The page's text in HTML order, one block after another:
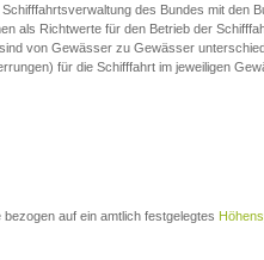
des Bundes mit den
als Richtwerte für den Betrieb der
von Gewässer zu Gewässer
für die Schifffahrt im jeweiligen
auf ein amtlich festgelegtes